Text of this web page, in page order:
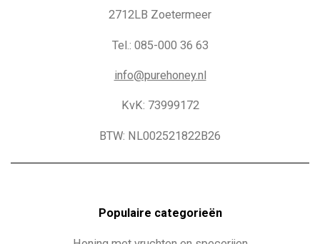
2712LB Zoetermeer
Tel.: 085-000 36 63
info@purehoney.nl
KvK: 73999172
BTW: NL002521822B26
Populaire categorieën